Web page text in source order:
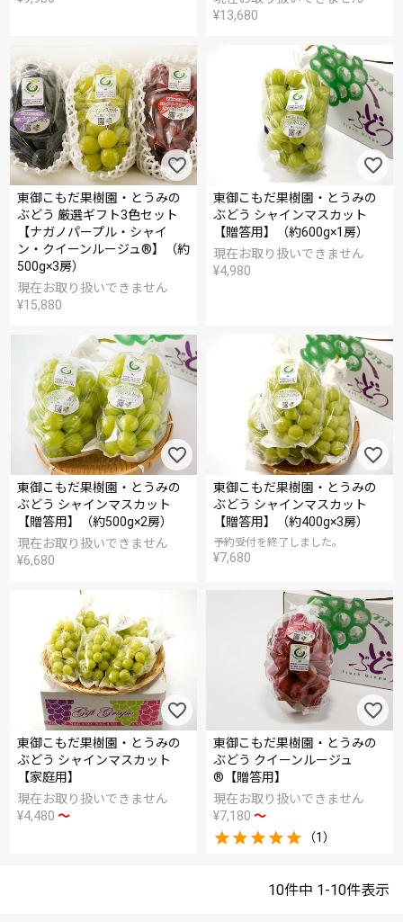
¥13,680
東御こもだ果樹園・とうみの
ぶどう 厳選ギフト3色セット
【ナガノパープル・シャイ
ン・クイーンルージュ®】（約
500g×3房）
現在お取り扱いできません
¥15,880
東御こもだ果樹園・とうみの
ぶどう シャインマスカット
【贈答用】（約600g×1房）
現在お取り扱いできません
¥4,980
東御こもだ果樹園・とうみの
ぶどう シャインマスカット
【贈答用】（約500g×2房）
現在お取り扱いできません
¥6,680
東御こもだ果樹園・とうみの
ぶどう シャインマスカット
【贈答用】（約400g×3房）
予約受付を終了しました。
¥7,680
東御こもだ果樹園・とうみの
ぶどう シャインマスカット
【家庭用】
現在お取り扱いできません
¥4,480 〜
東御こもだ果樹園・とうみの
ぶどう クイーンルージュ
®【贈答用】
現在お取り扱いできません
¥7,180 〜
（1）
10件中 1-10件表示